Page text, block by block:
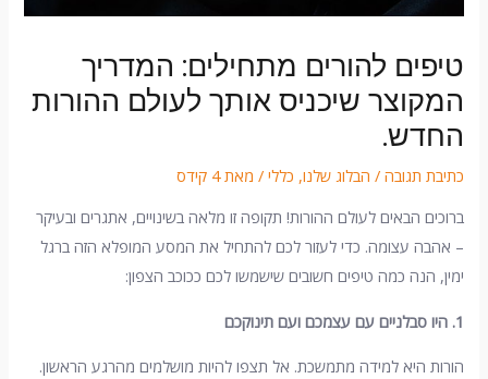
טיפים להורים מתחילים: המדריך
המקוצר שיכניס אותך לעולם ההורות
החדש.
כתיבת תגובה / הבלוג שלנו, כללי / מאת4 קידס
ברוכים הבאים לעולם ההורות! תקופה זו מלאה בשינויים, אתגרים ובעיקר
– אהבה עצומה. כדי לעזור לכם להתחיל את המסע המופלא הזה ברגל
ימין, הנה כמה טיפים חשובים שישמשו לכם ככוכב הצפון:
1. היו סבלניים עם עצמכם ועם תינוקכם
הורות היא למידה מתמשכת. אל תצפו להיות מושלמים מהרגע הראשון.